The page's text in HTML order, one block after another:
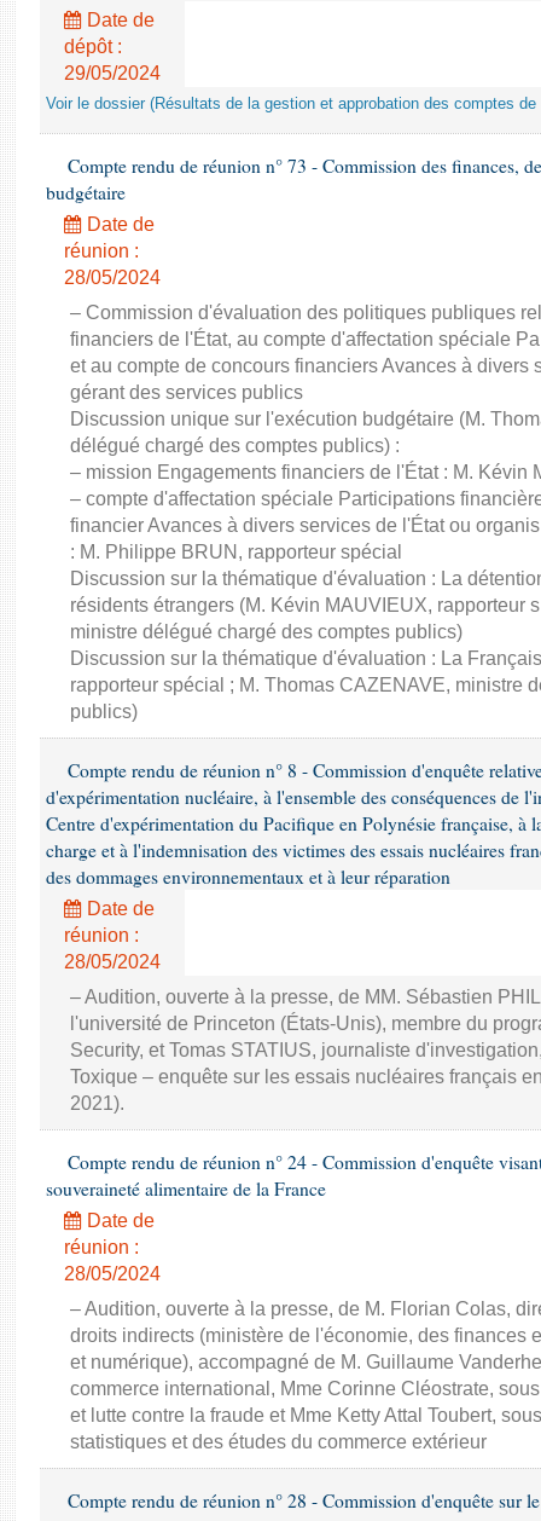
Date de
dépôt :
29/05/2024
Voir le dossier (Résultats de la gestion et approbation des comptes de
Compte rendu de réunion n° 73 - Commission des finances,
budgétaire
Date de
réunion :
28/05/2024
– Commission d'évaluation des politiques publiques
financiers de l'État, au compte d'affectation spéciale
et au compte de concours financiers Avances à divers
gérant des services publics
Discussion unique sur l'exécution budgétaire (M.
délégué chargé des comptes publics) :
– mission Engagements financiers de l'État : M. Kévin
– compte d'affectation spéciale Participations
financier Avances à divers services de l'État ou
: M. Philippe BRUN, rapporteur spécial
Discussion sur la thématique d'évaluation : La
résidents étrangers (M. Kévin MAUVIEUX, rapporteur
ministre délégué chargé des comptes publics)
Discussion sur la thématique d'évaluation : La
rapporteur spécial ; M. Thomas CAZENAVE, ministre
publics)
Compte rendu de réunion n° 8 - Commission d'enquête
d'expérimentation nucléaire, à l'ensemble des conséquences de
Centre d'expérimentation du Pacifique en Polynésie française, à
charge et à l'indemnisation des victimes des essais nucléaires
des dommages environnementaux et à leur réparation
Date de
réunion :
28/05/2024
– Audition, ouverte à la presse, de MM. Sébastien
l'université de Princeton (États-Unis), membre du
Security, et Tomas STATIUS, journaliste
Toxique – enquête sur les essais nucléaires français
2021).
Compte rendu de réunion n° 24 - Commission d'enquête
souveraineté alimentaire de la France
Date de
réunion :
28/05/2024
– Audition, ouverte à la presse, de M. Florian Colas,
droits indirects (ministère de l'économie, des finances
et numérique), accompagné de M. Guillaume
commerce international, Mme Corinne Cléostrate,
et lutte contre la fraude et Mme Ketty Attal Toubert,
statistiques et des études du commerce extérieur
Compte rendu de réunion n° 28 - Commission d'enquête sur